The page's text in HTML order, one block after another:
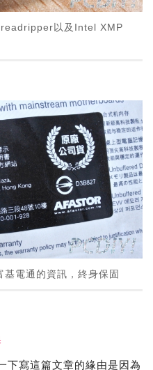
以及Intel XMP
電通的資訊，終身保固
下寫這篇文章的緣由是因為